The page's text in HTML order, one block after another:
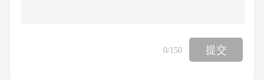
和a=-1.5时，I与m的交点分别是点A和B,为能看
0/150 提交